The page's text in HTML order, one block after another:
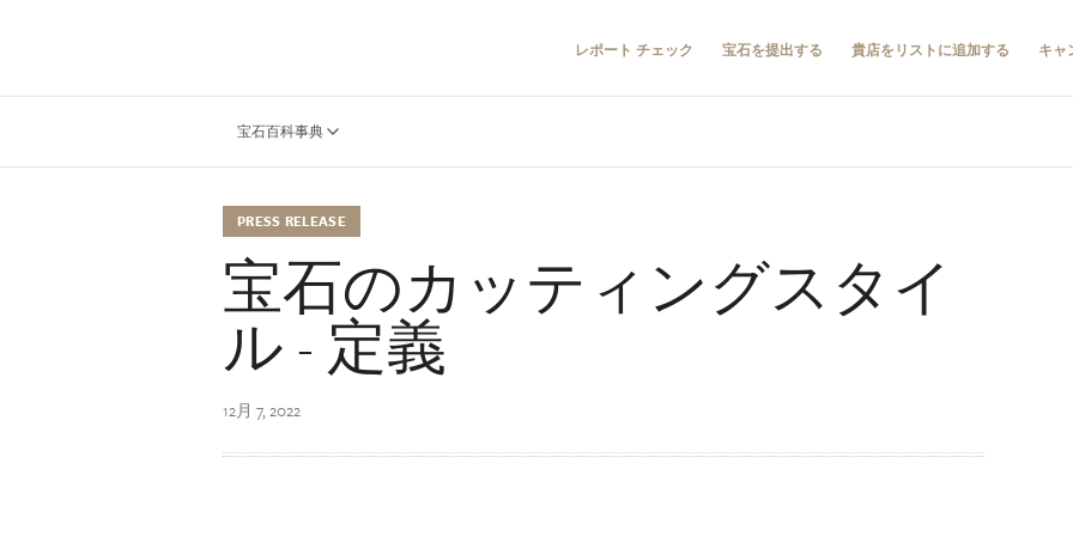
レポート チェック 宝石を提出する 貴店をリストに追加する キャ
宝石百科事典
PRESS RELEASE
宝石のカッティングスタイ
ル - 定義
12月 7, 2022